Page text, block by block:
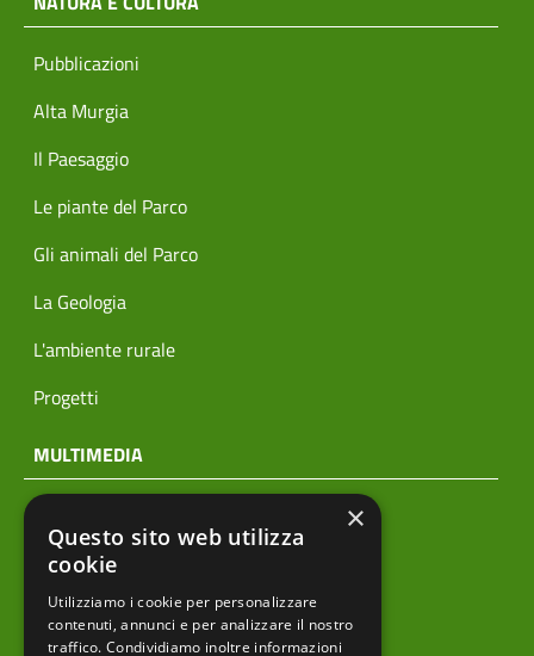
Pubblicazioni
Alta Murgia
Il Paesaggio
Le piante del Parco
Gli animali del Parco
La Geologia
L'ambiente rurale
Progetti
MULTIMEDIA
Archivio news
Prodotti editoriali
×
Questo sito web utilizza
cookie
Utilizziamo i cookie per personalizzare
contenuti, annunci e per analizzare il nostro
traffico. Condividiamo inoltre informazioni